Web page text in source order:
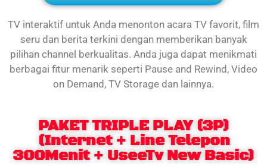
TV interaktif untuk Anda menonton acara TV favorit, film
seru dan berita terkini dengan memberikan banyak
pilihan channel berkualitas. Anda juga dapat menikmati
berbagai fitur menarik seperti Pause and Rewind, Video
on Demand, TV Storage dan lainnya.
PAKET TRIPLE PLAY (3P)
(Internet + Line Telepon
300Menit + UseeTv New Basic)